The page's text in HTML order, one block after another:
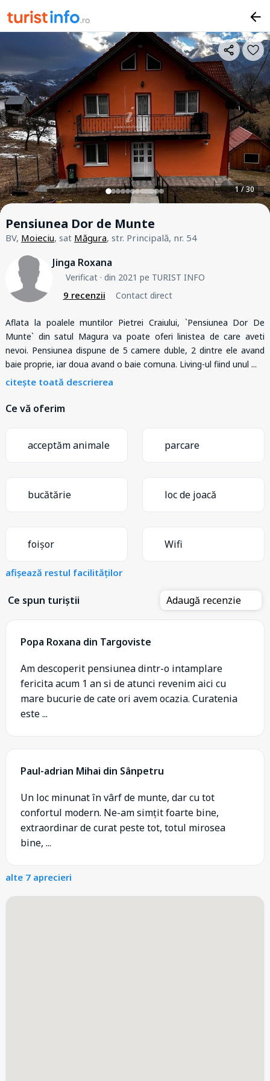
1 / 30
Pensiunea Dor de Munte
BV, Moieciu, sat Măgura, str. Principală, nr. 54
Jinga Roxana
Verificat· din 2021 pe TURIST INFO
9 recenzii Contact direct
Aflata la poalele muntilor Pietrei Craiului, `Pensiunea Dor De
Munte` din satul Magura va poate oferi linistea de care aveti
nevoi. Pensiunea dispune de 5 camere duble, 2 dintre ele avand
baie proprie, iar doua avand o baie comuna. Living-ul fiind unul ...
citește toată descrierea
Ce vă oferim
acceptăm animale parcare
bucătărie loc de joacă
foișor Wifi
afișează restul facilităților
Ce spun turiștii Adaugă recenzie
Popa Roxana din Targoviste
Am descoperit pensiunea dintr-o intamplare
fericita acum 1 an si de atunci revenim aici cu
mare bucurie de cate ori avem ocazia. Curatenia
este ...
Paul-adrian Mihai din Sânpetru
Un loc minunat în vârf de munte, dar cu tot
confortul modern. Ne-am simțit foarte bine,
extraordinar de curat peste tot, totul mirosea
bine, ...
alte 7 aprecieri